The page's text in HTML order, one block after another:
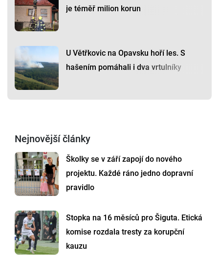
je téměř milion korun
U Větřkovic na Opavsku hoří les. S
hašením pomáhali i dva vrtulníky
Nejnovější články
Školky se v září zapojí do nového
projektu. Každé ráno jedno dopravní
pravidlo
Stopka na 16 měsíců pro Šiguta. Etická
komise rozdala tresty za korupční
kauzu